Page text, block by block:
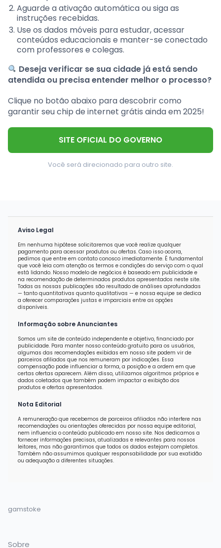
Aguarde a ativação automática ou siga as
instruções recebidas.
Use os dados móveis para estudar, acessar
conteúdos educacionais e manter-se conectado
com professores e colegas.
Deseja verificar se sua cidade já está sendo
atendida ou precisa entender melhor o processo?
Clique no botão abaixo para descobrir como
garantir seu chip de internet grátis ainda em 2025!
SITE OFICIAL DO GOVERNO
Você será direcionado para outro site.
Aviso Legal
Em nenhuma hipótese solicitaremos que você realize qualquer
pagamento para acessar produtos ou ofertas. Caso isso ocorra,
pedimos que entre em contato conosco imediatamente. É fundamental
que você leia com atenção os termos e condições do serviço com o qual
está lidando. Nosso modelo de negócios é baseado em publicidade e
na recomendação de determinados produtos apresentados neste site.
Todas as nossas publicações são resultado de análises aprofundadas
— tanto quantitativas quanto qualitativas — e nossa equipe se dedica
a oferecer comparações justas e imparciais entre as opções
disponíveis.
Informação sobre Anunciantes
Somos um site de conteúdo independente e objetivo, financiado por
publicidade. Para manter nosso conteúdo gratuito para os usuários,
algumas das recomendações exibidas em nosso site podem vir de
parceiros afiliados que nos remuneram por indicações. Essa
compensação pode influenciar a forma, a posição e a ordem em que
certas ofertas aparecem. Além disso, utilizamos algoritmos próprios e
dados coletados que também podem impactar a exibição dos
produtos e ofertas apresentados.
Nota Editorial
A remuneração que recebemos de parceiros afiliados não interfere nas
recomendações ou orientações oferecidas por nossa equipe editorial,
nem influencia o conteúdo publicado em nosso site. Nos dedicamos a
fornecer informações precisas, atualizadas e relevantes para nossos
leitores, mas não garantimos que todos os dados estejam completos.
Também não assumimos qualquer responsabilidade por sua exatidão
ou adequação a diferentes situações.
gamstoke
Sobre